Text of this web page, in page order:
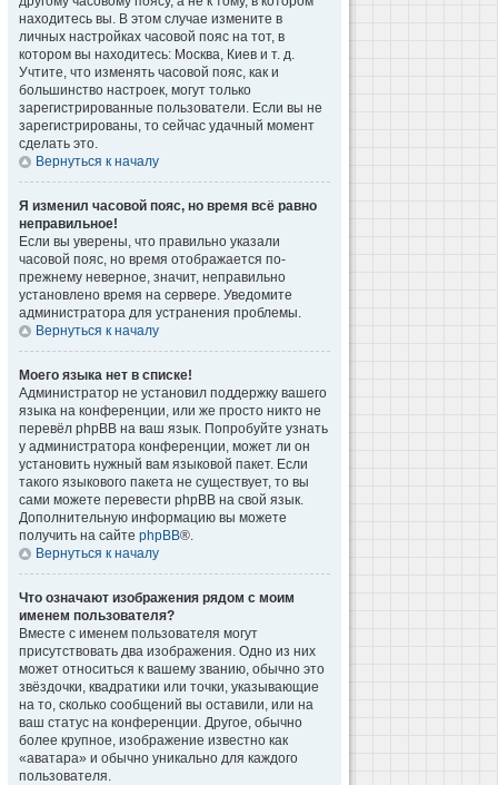
находитесь вы. В этом случае измените в
личных настройках часовой пояс на тот, в
котором вы находитесь: Москва, Киев и т. д.
Учтите, что изменять часовой пояс, как и
большинство настроек, могут только
зарегистрированные пользователи. Если вы не
зарегистрированы, то сейчас удачный момент
сделать это.
Вернуться к началу
Я изменил часовой пояс, но время всё равно
неправильное!
Если вы уверены, что правильно указали
часовой пояс, но время отображается по-
прежнему неверное, значит, неправильно
установлено время на сервере. Уведомите
администратора для устранения проблемы.
Вернуться к началу
Моего языка нет в списке!
Администратор не установил поддержку вашего
языка на конференции, или же просто никто не
перевёл phpBB на ваш язык. Попробуйте узнать
у администратора конференции, может ли он
установить нужный вам языковой пакет. Если
такого языкового пакета не существует, то вы
сами можете перевести phpBB на свой язык.
Дополнительную информацию вы можете
получить на сайте phpBB®.
Вернуться к началу
Что означают изображения рядом с моим
именем пользователя?
Вместе с именем пользователя могут
присутствовать два изображения. Одно из них
может относиться к вашему званию, обычно это
звёздочки, квадратики или точки, указывающие
на то, сколько сообщений вы оставили, или на
ваш статус на конференции. Другое, обычно
более крупное, изображение известно как
«аватара» и обычно уникально для каждого
пользователя.